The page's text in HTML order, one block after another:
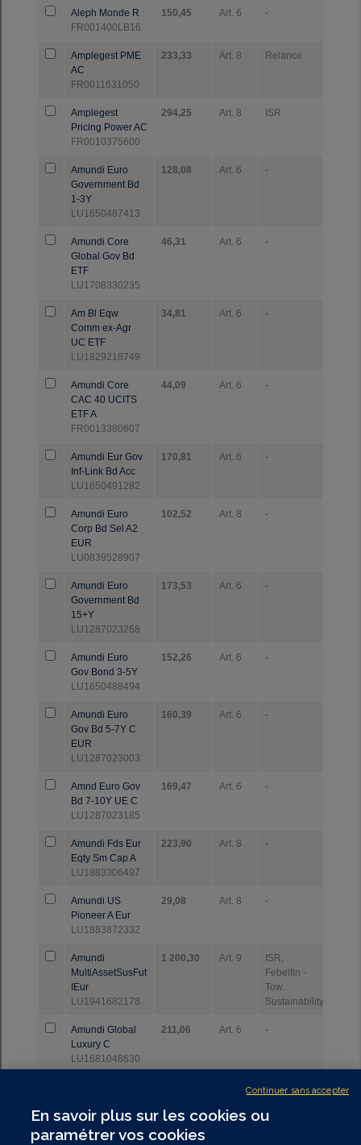
En savoir plus sur les cookies ou
paramétrer vos cookies
Continuer sans accepter